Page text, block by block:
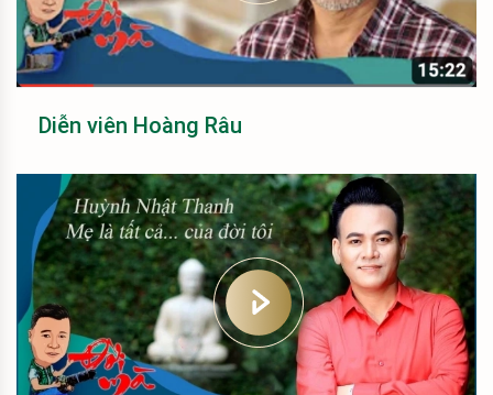
Diễn viên Hoàng Râu